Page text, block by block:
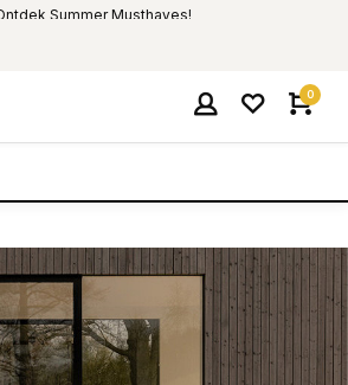
Summer Musthaves!
0